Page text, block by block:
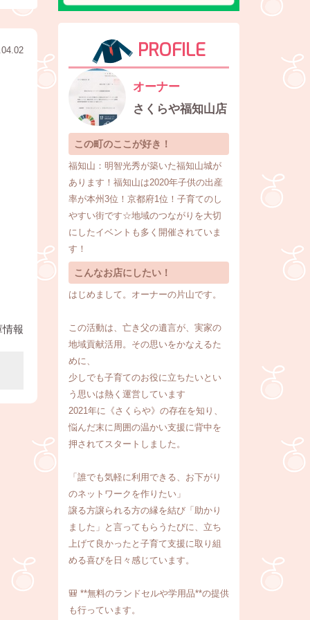
報
PROFILE
オーナー
さくらや福知山店
この町のここが好き！
福知山：明智光秀が築いた福知山城が
あります！福知山は2020年子供の出産
率が本州3位！京都府1位！子育てのし
やすい街です☆地域のつながりを大切
にしたイベントも多く開催されていま
す！
こんなお店にしたい！
はじめまして。オーナーの片山です。
この活動は、亡き父の遺言が、実家の
地域貢献活用。その思いをかなえるた
めに、
少しでも子育てのお役に立ちたいとい
う思いは熱く運営しています
2021年に《さくらや》の存在を知り、
悩んだ末に周囲の温かい支援に背中を
押されてスタートしました。
「誰でも気軽に利用できる、お下がり
のネットワークを作りたい」
譲る方譲られる方の縁を結び「助かり
ました」と言ってもらうたびに、立ち
上げて良かったと子育て支援に取り組
める喜びを日々感じています。
🎒 **無料のランドセルや学用品**の提供
も行っています。